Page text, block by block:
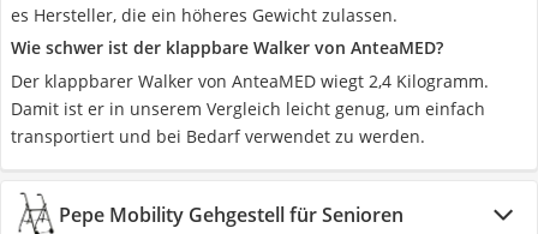
es Hersteller, die ein höheres Gewicht zulassen.
Wie schwer ist der klappbare Walker von AnteaMED?
Der klappbarer Walker von AnteaMED wiegt 2,4 Kilogramm.
Damit ist er in unserem Vergleich leicht genug, um einfach
transportiert und bei Bedarf verwendet zu werden.
Pepe Mobility Gehgestell für Senioren